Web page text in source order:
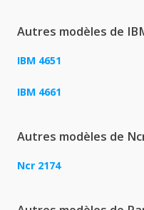
Autres modèles de
IBM 4651
IBM 4661
Autres modèles de
Ncr 2174